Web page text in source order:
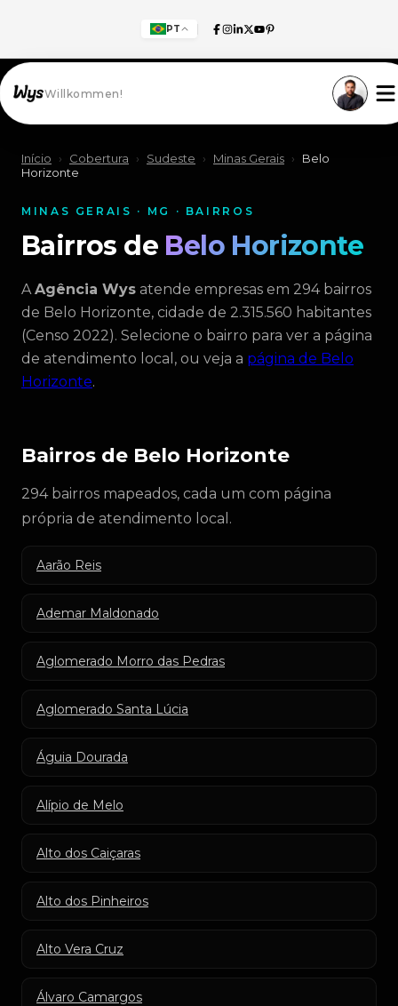
PT
Willkommen!
Início › Cobertura › Sudeste › Minas Gerais ›
Belo
Horizonte
MINAS GERAIS · MG · BAIRROS
Bairros de Belo Horizonte
AAgência Wys atende empresas em 294 bairros
de Belo Horizonte, cidade de 2.315.560 habitantes
(Censo 2022). Selecione o bairro para ver a página
de atendimento local, ou veja a página de Belo
Horizonte.
Bairros de Belo Horizonte
294 bairros mapeados, cada um com página
própria de atendimento local.
Aarão Reis
Ademar Maldonado
Aglomerado Morro das Pedras
Aglomerado Santa Lúcia
Águia Dourada
Alípio de Melo
Alto dos Caiçaras
Alto dos Pinheiros
Alto Vera Cruz
Álvaro Camargos